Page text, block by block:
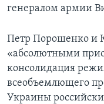
генералом армии
Петр Порошенко и
«абсолютными
консолидация
всеобъемлющего
Украины